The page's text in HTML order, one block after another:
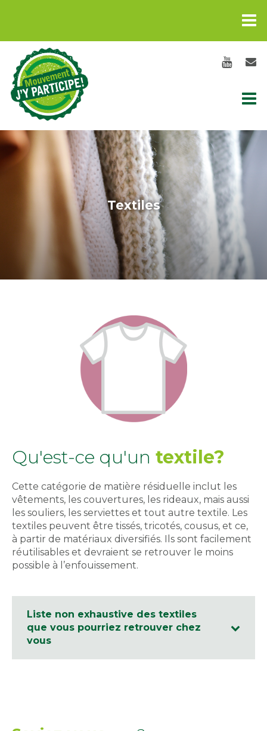
Textiles
Qu'est-ce qu'un textile?
Cette catégorie de matière résiduelle inclut les
vêtements, les couvertures, les rideaux, mais aussi
les souliers, les serviettes et tout autre textile. Les
textiles peuvent être tissés, tricotés, cousus, et ce,
à partir de matériaux diversifiés. Ils sont facilement
réutilisables et devraient se retrouver le moins
possible à l’enfouissement.
Liste non exhaustive des textiles
que vous pourriez retrouver chez
vous